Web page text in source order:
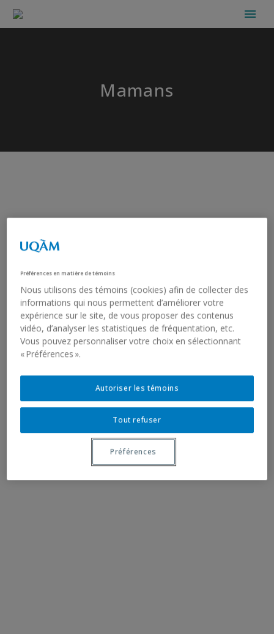
Mamans
Préférences en matière de témoins
Nous utilisons des témoins (cookies) afin de collecter des
informations qui nous permettent d’améliorer votre
expérience sur le site, de vous proposer des contenus
vidéo, d’analyser les statistiques de fréquentation, etc.
Vous pouvez personnaliser votre choix en sélectionnant
« Préférences ».
Tout refuser
Autoriser les témoins
Préférences